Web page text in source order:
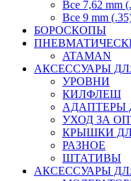
Все 7,62 mm
Все 9 mm
БОРОСКОПЫ
ATAMAN
АКСЕССУАРЫ
УРОВНИ
КИЛФЛЕШ
АДАПТЕРЫ
УХОД ЗА
КРЫШКИ
РАЗНОЕ
ШТАТИВЫ
АКСЕССУАРЫ